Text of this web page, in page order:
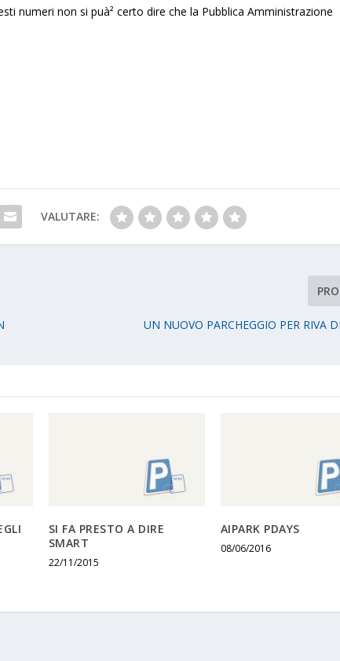
numeri non si puà² certo dire che la Pubblica Amministrazione
VALUTARE:
UN NUOVO PARCHEGGIO PER RIVA
SI FA PRESTO A DIRE
SMART
22/11/2015
AIPARK PDAYS
08/06/2016